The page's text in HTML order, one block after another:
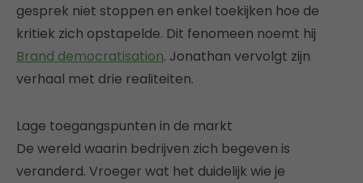
gesprek niet stoppen en enkel toekijken hoe de
kritiek zich opstapelde. Dit fenomeen noemt hij
Brand democratisation. Jonathan vervolgt zijn
verhaal met drie realiteiten.
Lage toegangspunten in de markt
De wereld waarin bedrijven zich begeven is
veranderd. Vroeger wat het duidelijk wie je